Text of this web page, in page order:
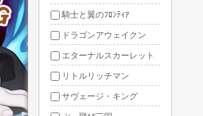
騎士と翼のﾌﾛﾝﾃｨｱ
ドラゴンアウェイクン
エターナルスカーレット
リトルリッチマン
サヴェージ・キング